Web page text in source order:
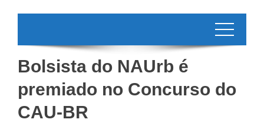
Bolsista do NAUrb é
premiado no Concurso do
CAU-BR